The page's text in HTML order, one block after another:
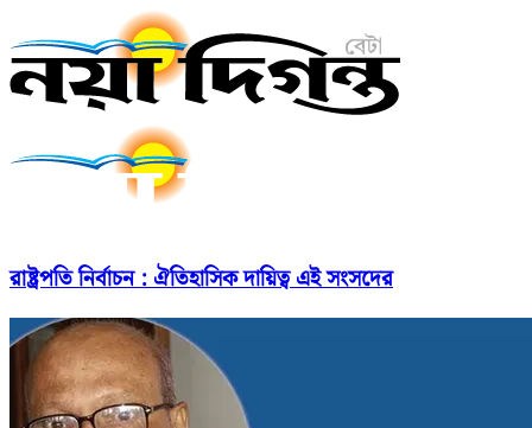
রাষ্ট্রপতি নির্বাচন : ঐতিহাসিক দায়িত্ব এই সংসদের